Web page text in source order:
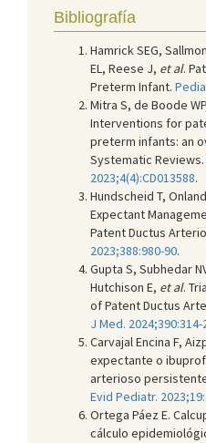
Bibliografía
Hamrick SEG,
EL, Reese J, et al.
Preterm Infant.
Mitra S, de Boode
Interventions for
preterm infants: an
Systematic Reviews.
2023;4(4):CD013588.
Hundscheid T,
Expectant
Patent Ductus
2023;388:980-90.
Gupta S, Subhedar
Hutchison E, et al.
of Patent Ductus
J Med. 2024;390:314-
Carvajal Encina F,
expectante o
arterioso
Evid Pediatr.
Ortega Páez E.
cálculo